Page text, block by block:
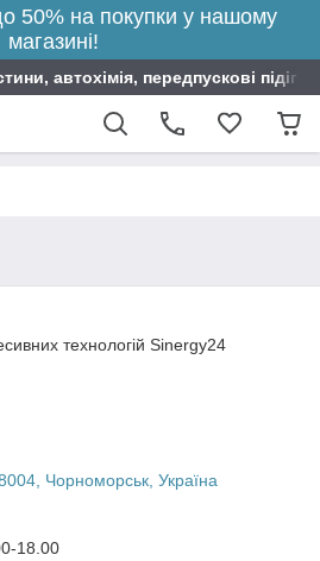
50% на покупки у нашому
магазині!
автохімія, передпускові
технологій Sinergy24
Чорноморськ, Україна
18.00